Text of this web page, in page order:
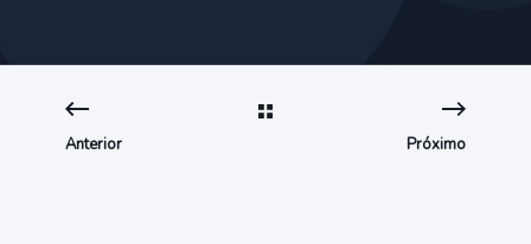
Anterior Próximo